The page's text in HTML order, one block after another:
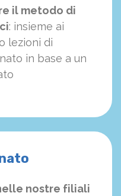
il metodo di
: insieme ai
lezioni di
in base a un
nostre filiali